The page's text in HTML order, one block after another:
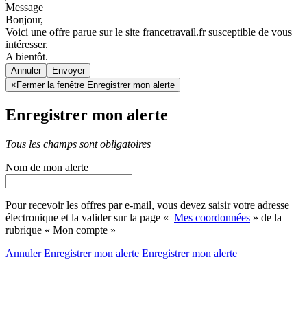
Message
Bonjour,
Voici une offre parue sur le site francetravail.fr susceptible de vous
intéresser.
A bientôt.
Annuler
× Fermer la fenêtre Enregistrer mon alerte
Enregistrer mon alerte
Tous les champs sont obligatoires
Nom de mon alerte
Pour recevoir les offres par e-mail, vous devez saisir votre adresse
électronique et la valider sur la page « Mes coordonnées » de la
rubrique « Mon compte »
AnnulerEnregistrer mon alerte Enregistrermon alerte